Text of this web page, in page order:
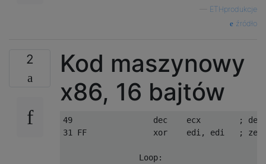
ETHprodukcje
źródło
2
Kod maszynowy
x86, 16 bajtów
49                 dec    ecx        ;
31 FF              xor    edi, edi   ; zero
                Loop: